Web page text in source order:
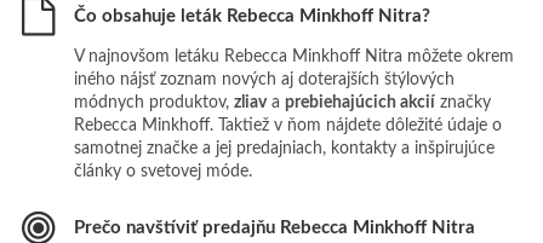
Čo obsahuje leták Rebecca Minkhoff Nitra?
V najnovšom letáku Rebecca Minkhoff Nitra môžete okrem
iného nájsť zoznam nových aj doterajších štýlových
módnych produktov, zliava prebiehajúcich akcií značky
Rebecca Minkhoff. Taktiež v ňom nájdete dôležité údaje o
samotnej značke a jej predajniach, kontakty a inšpirujúce
články o svetovej móde.
Prečo navštíviť predajňu Rebecca Minkhoff Nitra